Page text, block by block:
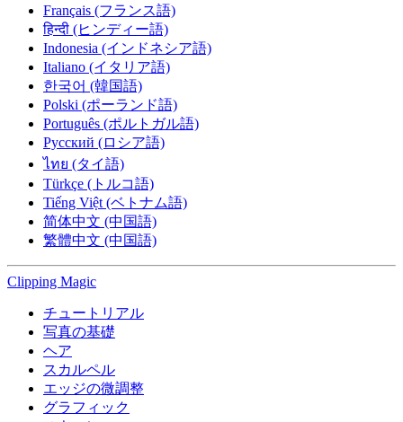
Français (フランス語)
हिन्दी (ヒンディー語)
Indonesia (インドネシア語)
Italiano (イタリア語)
한국어 (韓国語)
Polski (ポーランド語)
Português (ポルトガル語)
Русский (ロシア語)
ไทย (タイ語)
Türkçe (トルコ語)
Tiếng Việt (ベトナム語)
简体中文 (中国語)
繁體中文 (中国語)
Clipping Magic
チュートリアル
写真の基礎
ヘア
スカルペル
エッジの微調整
グラフィック